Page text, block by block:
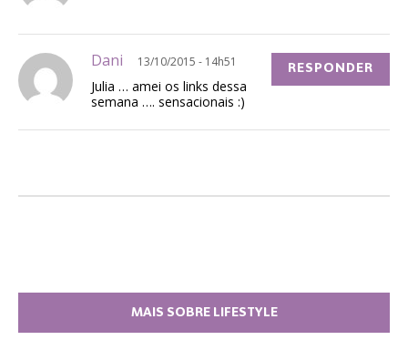
Dani 13/10/2015 - 14h51
Julia … amei os links dessa
semana …. sensacionais :)
RESPONDER
MAIS SOBRE LIFESTYLE